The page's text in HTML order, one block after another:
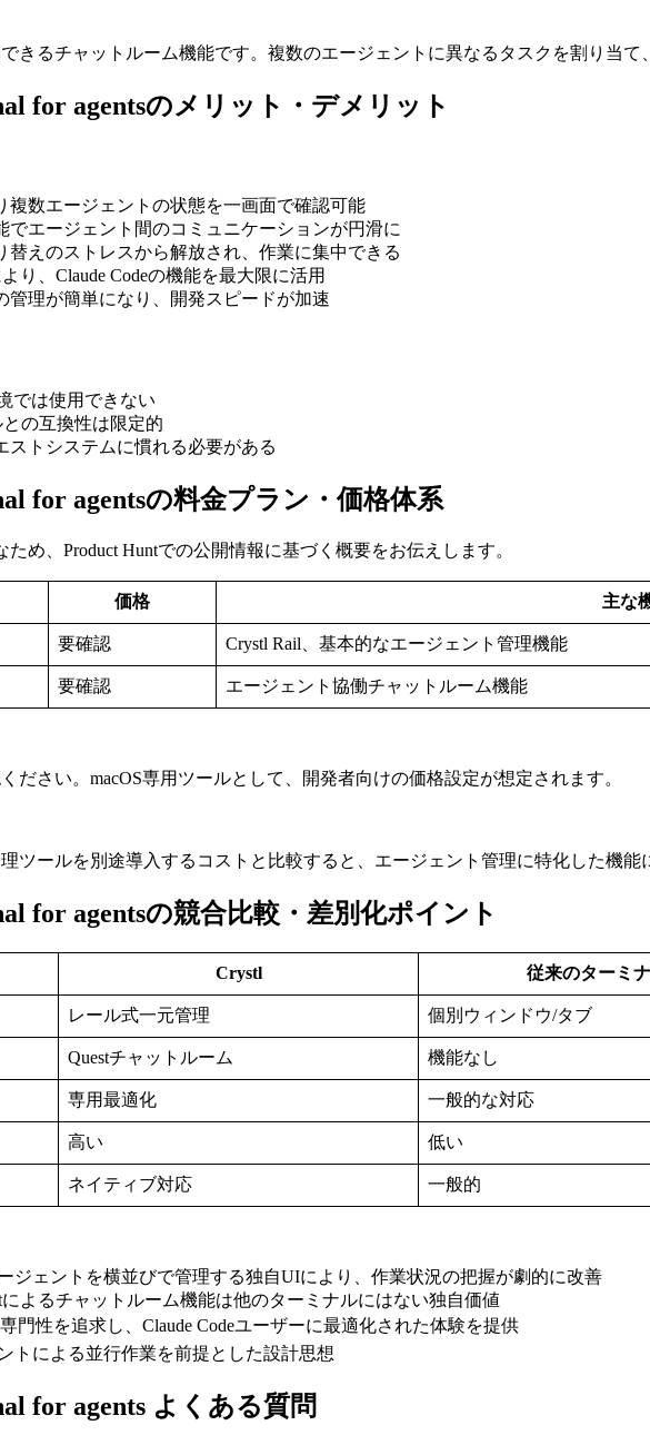
きるチャットルーム機能です。複数のエージェントに異なるタスクを割り当
for agentsのメリット・デメリット
複数エージェントの状態を一画面で確認可能
でエージェント間のコミュニケーションが円滑に
替えのストレスから解放され、作業に集中できる
り、Claude Codeの機能を最大限に活用
管理が簡単になり、開発スピードが加速
では使用できない
の互換性は限定的
ストシステムに慣れる必要がある
for agentsの料金プラン・価格体系
め、Product Huntでの公開情報に基づく概要をお伝えします。
価格 主な
要確認 Crystl Rail、基本的なエージェント管理機能
要確認 エージェント協働チャットルーム機能
ださい。macOS専用ツールとして、開発者向けの価格設定が想定されます。
ツールを別途導入するコストと比較すると、エージェント管理に特化した機
for agentsの競合比較・差別化ポイント
Crystl 従来のターミ
レール式一元管理 個別ウィンドウ/タブ
Questチャットルーム 機能なし
専用最適化 一般的な対応
高い 低い
ネイティブ対応 一般的
ジェントを横並びで管理する独自UIにより、作業状況の把握が劇的に改善
によるチャットルーム機能は他のターミナルにはない独自価値
門性を追求し、Claude Codeユーザーに最適化された体験を提供
トによる並行作業を前提とした設計思想
for agents よくある質問